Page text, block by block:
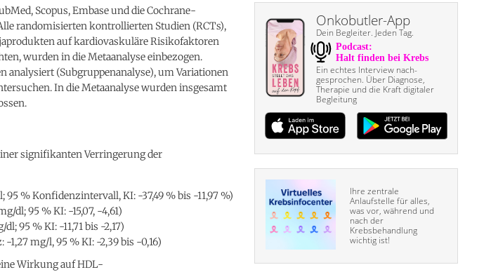
Scopus, Embase und die Cochrane-
randomisierten kontrollierten Studien (RCTs),
auf kardiovaskuläre Risikofaktoren
wurden in die Metaanalyse einbezogen.
analysiert (Subgruppenanalyse), um Variationen
In die Metaanalyse wurden insgesamt
signifikanten Verringerung der
% Konfidenzintervall, KI: -37,49 % bis -11,97 %)
dl; 95 % KI: -15,07, -4,61)
95 % KI: -11,71 bis -2,17)
1,27 mg/l, 95 % KI: -2,39 bis -0,16)
Wirkung auf HDL-
Onkobutler-App
Dein Begleiter. Jeden Tag.
Ein echtes Interview nach­
gesprochen. Über Diagnose,
Therapie und die Kraft digitaler
Begleitung
Ihre zentrale
Anlaufstelle für alles,
was vor, während und
nach der
Krebsbehandlung
wichtig ist!